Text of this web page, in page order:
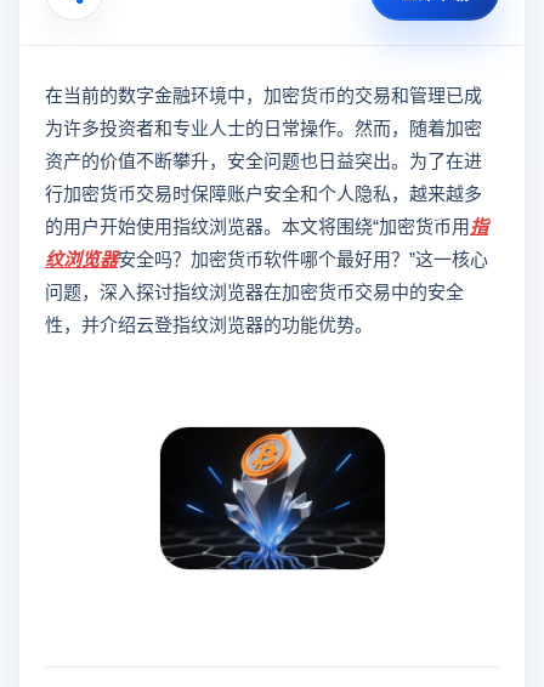
在当前的数字金融环境中，加密货币的交易和管理已成
为许多投资者和专业人士的日常操作。然而，随着加密
资产的价值不断攀升，安全问题也日益突出。为了在进
行加密货币交易时保障账户安全和个人隐私，越来越多
的用户开始使用指纹浏览器。本文将围绕“加密货币用指
纹浏览器安全吗？加密货币软件哪个最好用？”这一核心
问题，深入探讨指纹浏览器在加密货币交易中的安全
性，并介绍云登指纹浏览器的功能优势。